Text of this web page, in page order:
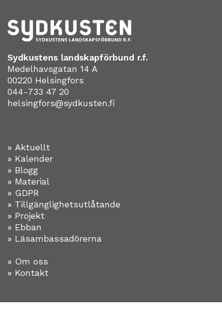
Sydkustens landskapförbund r.f.
Medelhavsgatan 14 A
00220 Helsingfors
044-733 47 20
helsingfors@sydkusten.fi
» Aktuellt
» Kalender
» Blogg
» Material
» GDPR
» Tillgänglighetsutlåtande
» Projekt
» Ebban
» Läsambassadörerna
» Om oss
» Kontakt